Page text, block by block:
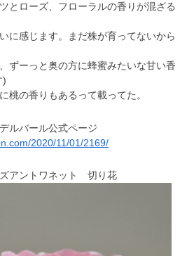
とローズ、フローラルの香りが混ざる
に感じます。まだ株が育ってないから
ずーっと奥の方に蜂蜜みたいな甘い香
)
桃の香りもあるって載ってた。
ルバール公式ページ
2020/11/01/2169/
ントワネット 切り花